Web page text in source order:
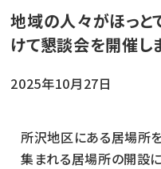
地域の人々がほっと
けて懇談会を開催し
2025年10月27日
所沢地区にある居場所
集まれる居場所の開設